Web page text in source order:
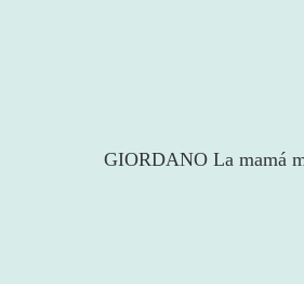
GIORDANO La mamá